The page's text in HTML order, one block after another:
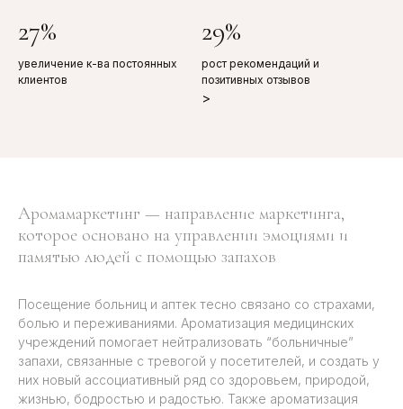
27%
увеличение к-ва постоянных
клиентов
29%
рост рекомендаций и
позитивных отзывов
>
Аромамаркетинг — направление маркетинга,
которое основано на управлении эмоциями и
памятью людей с помощью запахов
Посещение больниц и аптек тесно связано со страхами,
болью и переживаниями. Ароматизация медицинских
учреждений помогает нейтрализовать “больничные”
запахи, связанные с тревогой у посетителей, и создать у
них новый ассоциативный ряд со здоровьем, природой,
жизнью, бодростью и радостью. Также ароматизация